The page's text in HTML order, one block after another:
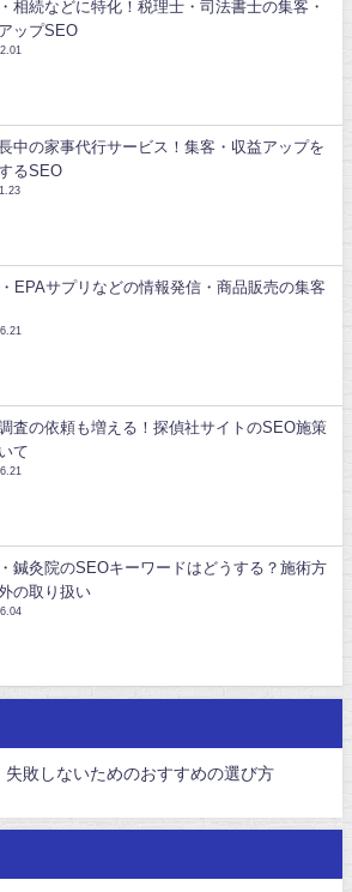
相続などに特化！税理士・司法書士の集客・
ップSEO
中の家事代行サービス！集客・収益アップを
るSEO
EPAサプリなどの情報発信・商品販売の集客
査の依頼も増える！探偵社サイトのSEO施策
て
鍼灸院のSEOキーワードはどうする？施術方
の取り扱い
敗しないためのおすすめの選び方